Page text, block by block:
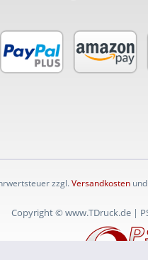
zzgl.Versandkostenund
Copyright © www.TDruck.de |